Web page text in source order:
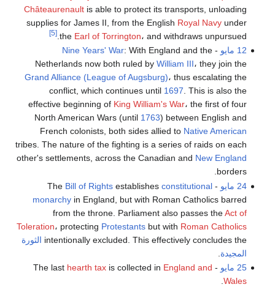
Châteaurenaultis able to protect its transports, unloading
supplies for James II, from the English Royal Navyunder
the Earl of Torrington، and withdraws unpursued. [5]
12 مايو -
Nine Years' War: With England and the
Netherlands now both ruled by William III، they join the
Grand Alliance (League of Augsburg)، thus escalating the
conflict, which continues until 1697. This is also the
effective beginning of King William's War، the first of four
North American Wars (until 1763) between English and
French colonists, both sides allied to Native American
tribes. The nature of the fighting is a series of raids on each
other's settlements, across the Canadian and New England
borders.
24 مايو
- The
Bill of Rightsestablishes constitutional
monarchyin England, but with Roman Catholics barred
from the throne. Parliament also passes theAct of
Toleration، protecting Protestantsbut with Roman Catholics
intentionally excluded. This effectively concludes the الثورة
المجيدة
25 مايو
- The last
hearth taxis collected in England and
Wales
.